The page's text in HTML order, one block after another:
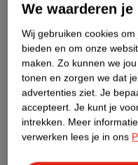
Over dit product
Productinformatie
Etiketinformatie
Nature Impact Score
We waarderen
Wij gebruiken cookies
bieden en om onze
maken. Zo kunnen we
tonen en zorgen we dat
advertenties ziet. Je
accepteert. Je kunt je
intrekken. Meer
verwerken lees je in ons